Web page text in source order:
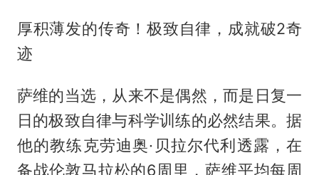
厚积薄发的传奇！极致自律，成就破2奇
迹
萨维的当选，从来不是偶然，而是日复一
日的极致自律与科学训练的必然结果。据
他的教练克劳迪奥·贝拉尔代利透露，在
备战伦敦马拉松的6周里，萨维平均每周